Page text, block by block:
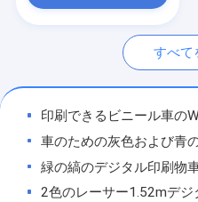
すべて
印刷できるビニール車のWraoの灰色の三角形のデジタル印刷
車のための灰色および青のラップ、160g
緑の縞のデジタル印刷物車はビニール ロー
2色のレーサー1.52mデジタルの印刷